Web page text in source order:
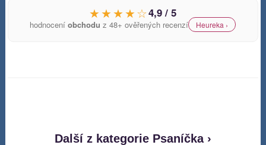
★★★★☆4,9 / 5
hodnoceníobchodu z 48+ ověřených recenzí Heureka ›
Další z kategorie Psaníčka ›